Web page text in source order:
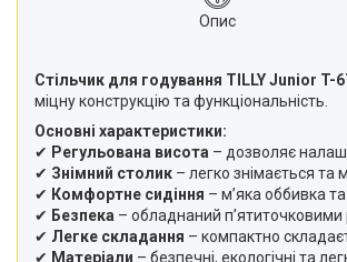
Опис
Стільчик для годування TILLY Junior T-
міцну конструкцію та функціональність.
Основні характеристики:
✔ Регульована висота – дозволяє
✔ Знімний столик – легко знімається та
✔ Комфортне сидіння – м’яка оббивка
✔ Безпека – обладнаний п’ятиточковими
✔ Легке складання – компактно
✔ Матеріали – безпечні, екологічні та